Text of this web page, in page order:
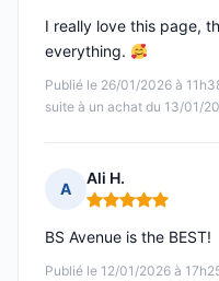
Publié le 26/01/2026 à
suite à un achat du 13/01/
I really love this page,
everything.
A
Ali H.
Note : 5 sur 5
Publié le 12/01/2026 à
BS Avenue is the BEST!